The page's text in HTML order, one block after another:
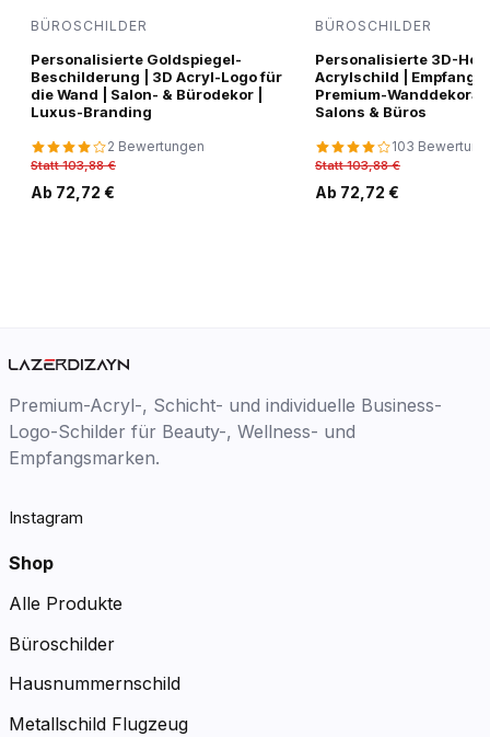
BÜROSCHILDER
Personalisierte Goldspiegel-
Beschilderung | 3D Acryl-Logo für
die Wand | Salon- & Bürodekor |
Luxus-Branding
2 Bewertungen
Statt 103,88 €
Ab 72,72 €
BÜROSCHILDER
Personalisierte 3D-
Acrylschild |
Premium-
Salons & Büros
103
Statt 103,88 €
Ab 72,72 €
Premium-Acryl-, Schicht- und individuelle Business-
Logo-Schilder für Beauty-, Wellness- und
Empfangsmarken.
Instagram
Shop
Alle Produkte
Büroschilder
Hausnummernschild
Metallschild Flugzeug